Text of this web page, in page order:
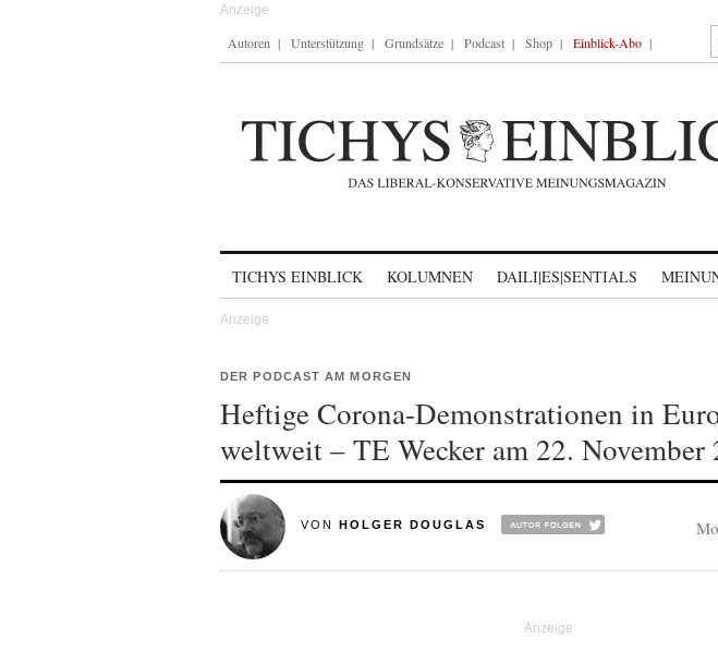
Autoren Unterstützung Grundsätze Podcast Shop Einblick-Abo
TICHYS EINBLICK KOLUMNEN DAILI|ES|SENTIALS
DER PODCAST AM MORGEN
Heftige Corona-Demonstrationen in
weltweit – TE Wecker am 22. November
VON HOLGER DOUGLAS